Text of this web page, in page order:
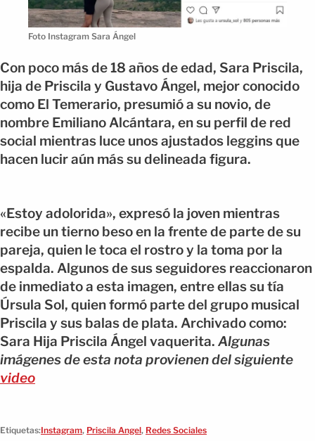
Foto Instagram Sara Ángel
Con poco más de 18 años de edad, Sara Priscila,
hija de Priscila y Gustavo Ángel, mejor conocido
como El Temerario, presumió a su novio, de
nombre Emiliano Alcántara, en su perfil de red
social mientras luce unos ajustados leggins que
hacen lucir aún más su delineada figura.
«Estoy adolorida», expresó la joven mientras
recibe un tierno beso en la frente de parte de su
pareja, quien le toca el rostro y la toma por la
espalda. Algunos de sus seguidores reaccionaron
de inmediato a esta imagen, entre ellas su tía
Úrsula Sol, quien formó parte del grupo musical
Priscila y sus balas de plata. Archivado como:
Sara Hija Priscila Ángel vaquerita. Algunas
imágenes de esta nota provienen del siguiente
video
Etiquetas:Instagram, Priscila Angel, Redes Sociales